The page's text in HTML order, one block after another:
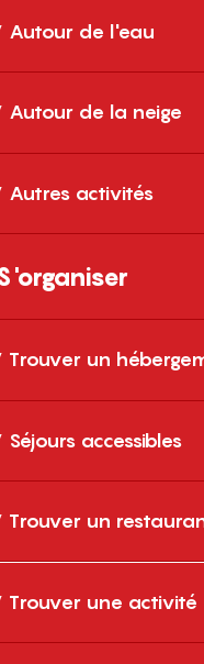
Autour de l'eau
Autour de la neige
Autres activités
Trouver un
Séjours accessibles
Trouver un
Trouver une activité